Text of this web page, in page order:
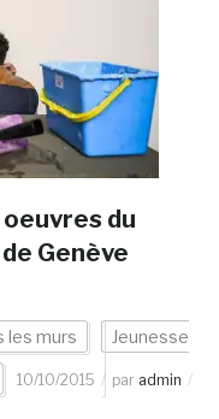
du
Genève
les murs Jeunesse
10/10/2015 par admin